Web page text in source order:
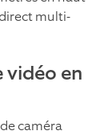
multi-
vidéo en
caméra